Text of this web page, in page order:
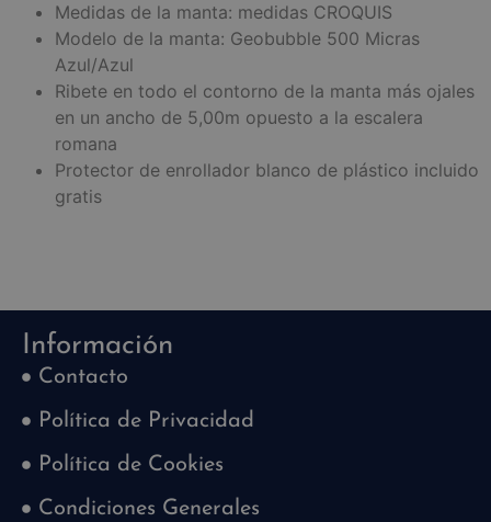
Medidas de la manta: medidas CROQUIS
Modelo de la manta: Geobubble 500 Micras
Azul/Azul
Ribete en todo el contorno de la manta más ojales
en un ancho de 5,00m opuesto a la escalera
romana
Protector de enrollador blanco de plástico incluido
gratis
Información
Contacto
Política de Privacidad
Política de Cookies
Condiciones Generales